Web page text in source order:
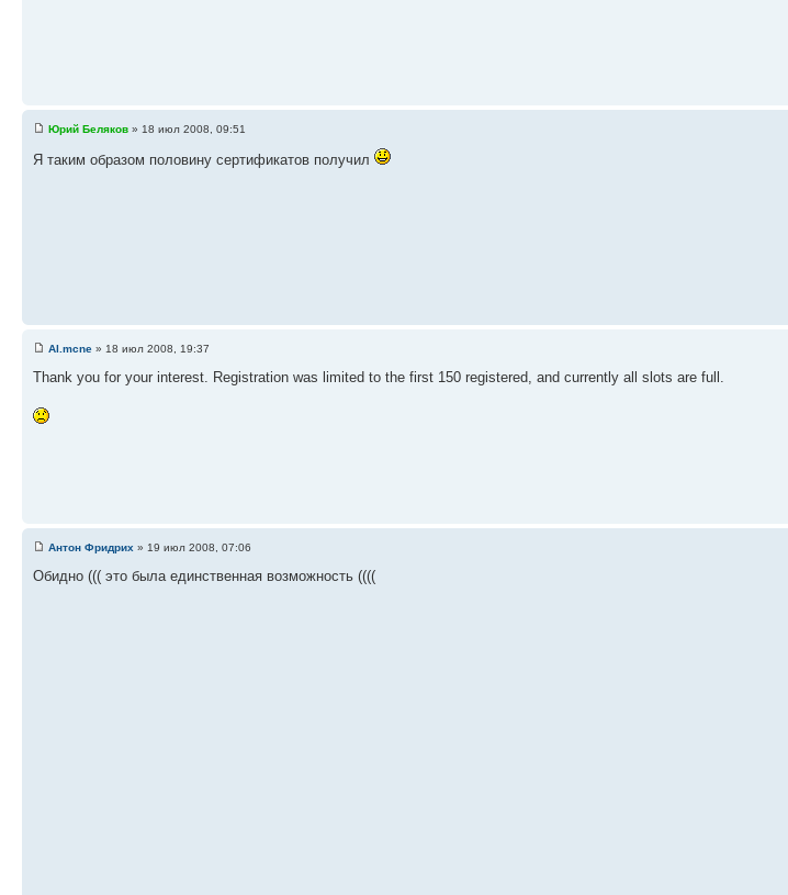
Юрий Беляков » 18 июл 2008, 09:51
Я таким образом половину сертификатов получил
Al.mcne » 18 июл 2008, 19:37
Thank you for your interest. Registration was limited to the first 150 registered, and currently all slots are full.
Антон Фридрих » 19 июл 2008, 07:06
Обидно ((( это была единственная возможность ((((